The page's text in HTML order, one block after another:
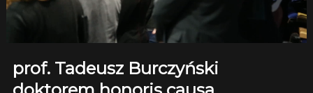
prof. Tadeusz Burczyński